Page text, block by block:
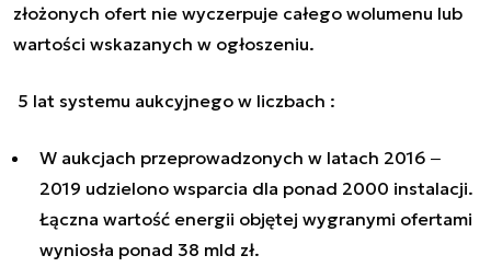
złożonych ofert nie wyczerpuje całego wolumenu lub
wartości wskazanych w ogłoszeniu.
5 lat systemu aukcyjnego w liczbach :
W aukcjach przeprowadzonych w latach 2016 ‒
2019 udzielono wsparcia dla ponad 2000 instalacji.
Łączna wartość energii objętej wygranymi ofertami
wyniosła ponad 38 mld zł.